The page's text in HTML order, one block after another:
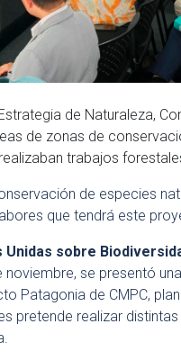
de Naturaleza,
de zonas de
trabajos
de especies
que tendrá este
sobre
se presentó
Patagonia de CMPC,
pretende realizar